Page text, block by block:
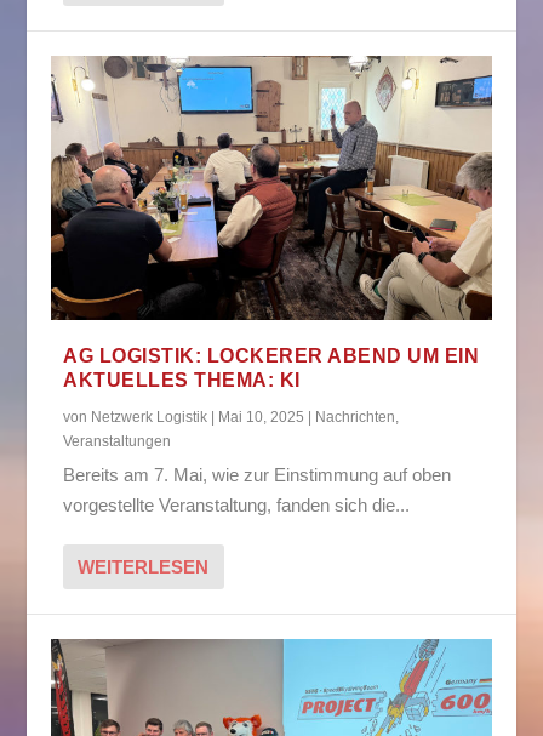
AG LOGISTIK: LOCKERER ABEND UM EIN
AKTUELLES THEMA: KI
von Netzwerk Logistik | Mai 10, 2025 | Nachrichten,
Veranstaltungen
Bereits am 7. Mai, wie zur Einstimmung auf oben
vorgestellte Veranstaltung, fanden sich die...
WEITERLESEN